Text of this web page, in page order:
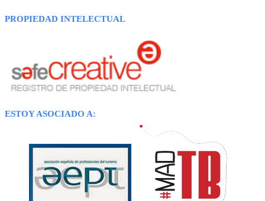
PROPIEDAD INTELECTUAL
ESTOY ASOCIADO A: